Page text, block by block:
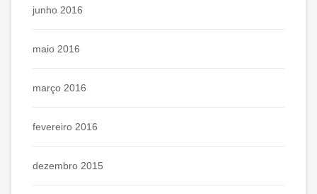
junho 2016
maio 2016
março 2016
fevereiro 2016
dezembro 2015